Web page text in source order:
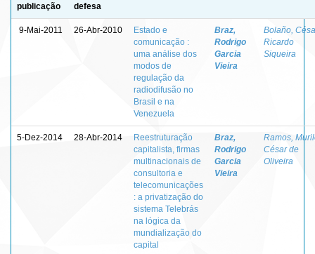
publicação
defesa
9-Mai-2011 26-Abr-2010
Estado e
comunicação :
uma análise dos
modos de
regulação da
radiodifusão no
Brasil e na
Venezuela
Braz,
Rodrigo
Garcia
Vieira
Bolaño,
Ricardo
Siqueira
5-Dez-2014 28-Abr-2014
Reestruturação
capitalista, firmas
multinacionais de
consultoria e
telecomunicações
: a privatização do
sistema Telebrás
na lógica da
mundialização do
capital
Braz,
Rodrigo
Garcia
Vieira
Ramos,
César de
Oliveira